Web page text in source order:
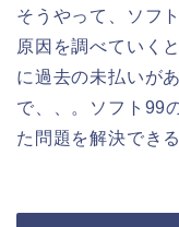
そうやって、ソフ
原因を調べていく
に過去の未払いが
で、、。ソフト99
た問題を解決でき